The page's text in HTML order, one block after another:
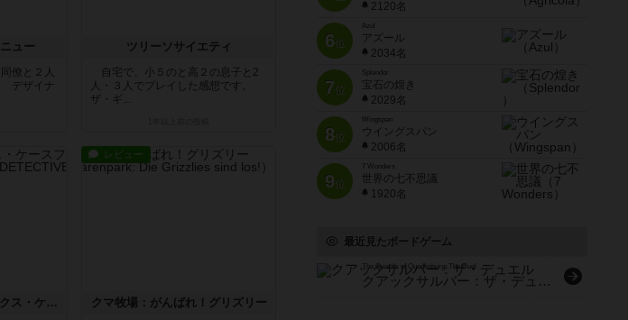
ュー
僚と２人
デザイナ
ツリーソサイエティ
自宅で、小５のと高２の息子と2
人・３人でプレイした感想です。
ザ・ギ...
ディテクティブ・エックス・ケースファイル：#2 ブラックローズ
レビュー
クマ牧場：がんばれ！グリズリー
2120名
6位
Azul
アズール
2034名
7位
宝石の煌き
2029名
8位
Wingspan
ウイングスパン
2006名
9位
7 Wonders
世界の七不思議
1920名
最近見たボードゲーム
The Quacks of Quedlinburg: The Duel
クアックサルバー：ザ・デュエル